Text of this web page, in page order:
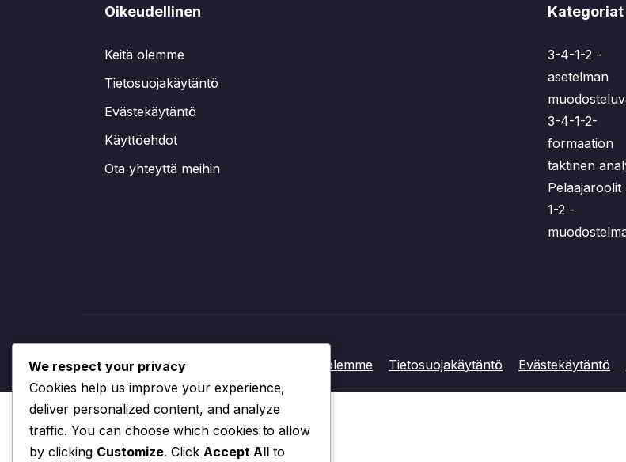
Oikeudellinen
Keitä olemme
Tietosuojakäytäntö
Evästekäytäntö
Käyttöehdot
Ota yhteyttä meihin
Kategoriat
3-4-1-2 -
asetelman
3-4-1-2-
formaation
taktinen
1-2 -
Keitä olemme Tietosuojakäytäntö Evästekäytäntö
We respect your privacy
Cookies help us improve your experience,
deliver personalized content, and analyze
traffic. You can choose which cookies to allow
by clicking Customize. Click Accept All to